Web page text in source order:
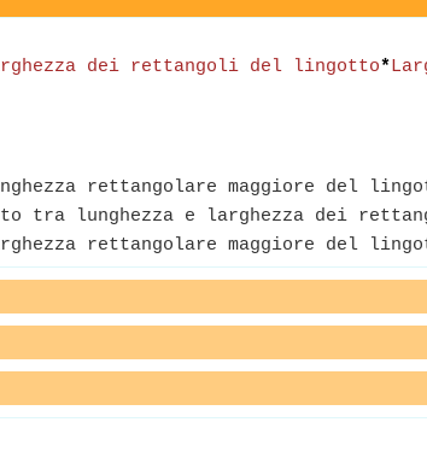
dei rettangoli del lingotto*
rettangolare maggiore del
tra lunghezza e larghezza dei
rettangolare maggiore del